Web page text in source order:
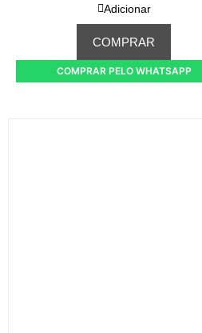
Adicionar
COMPRAR
COMPRAR PELO WHATSAPP